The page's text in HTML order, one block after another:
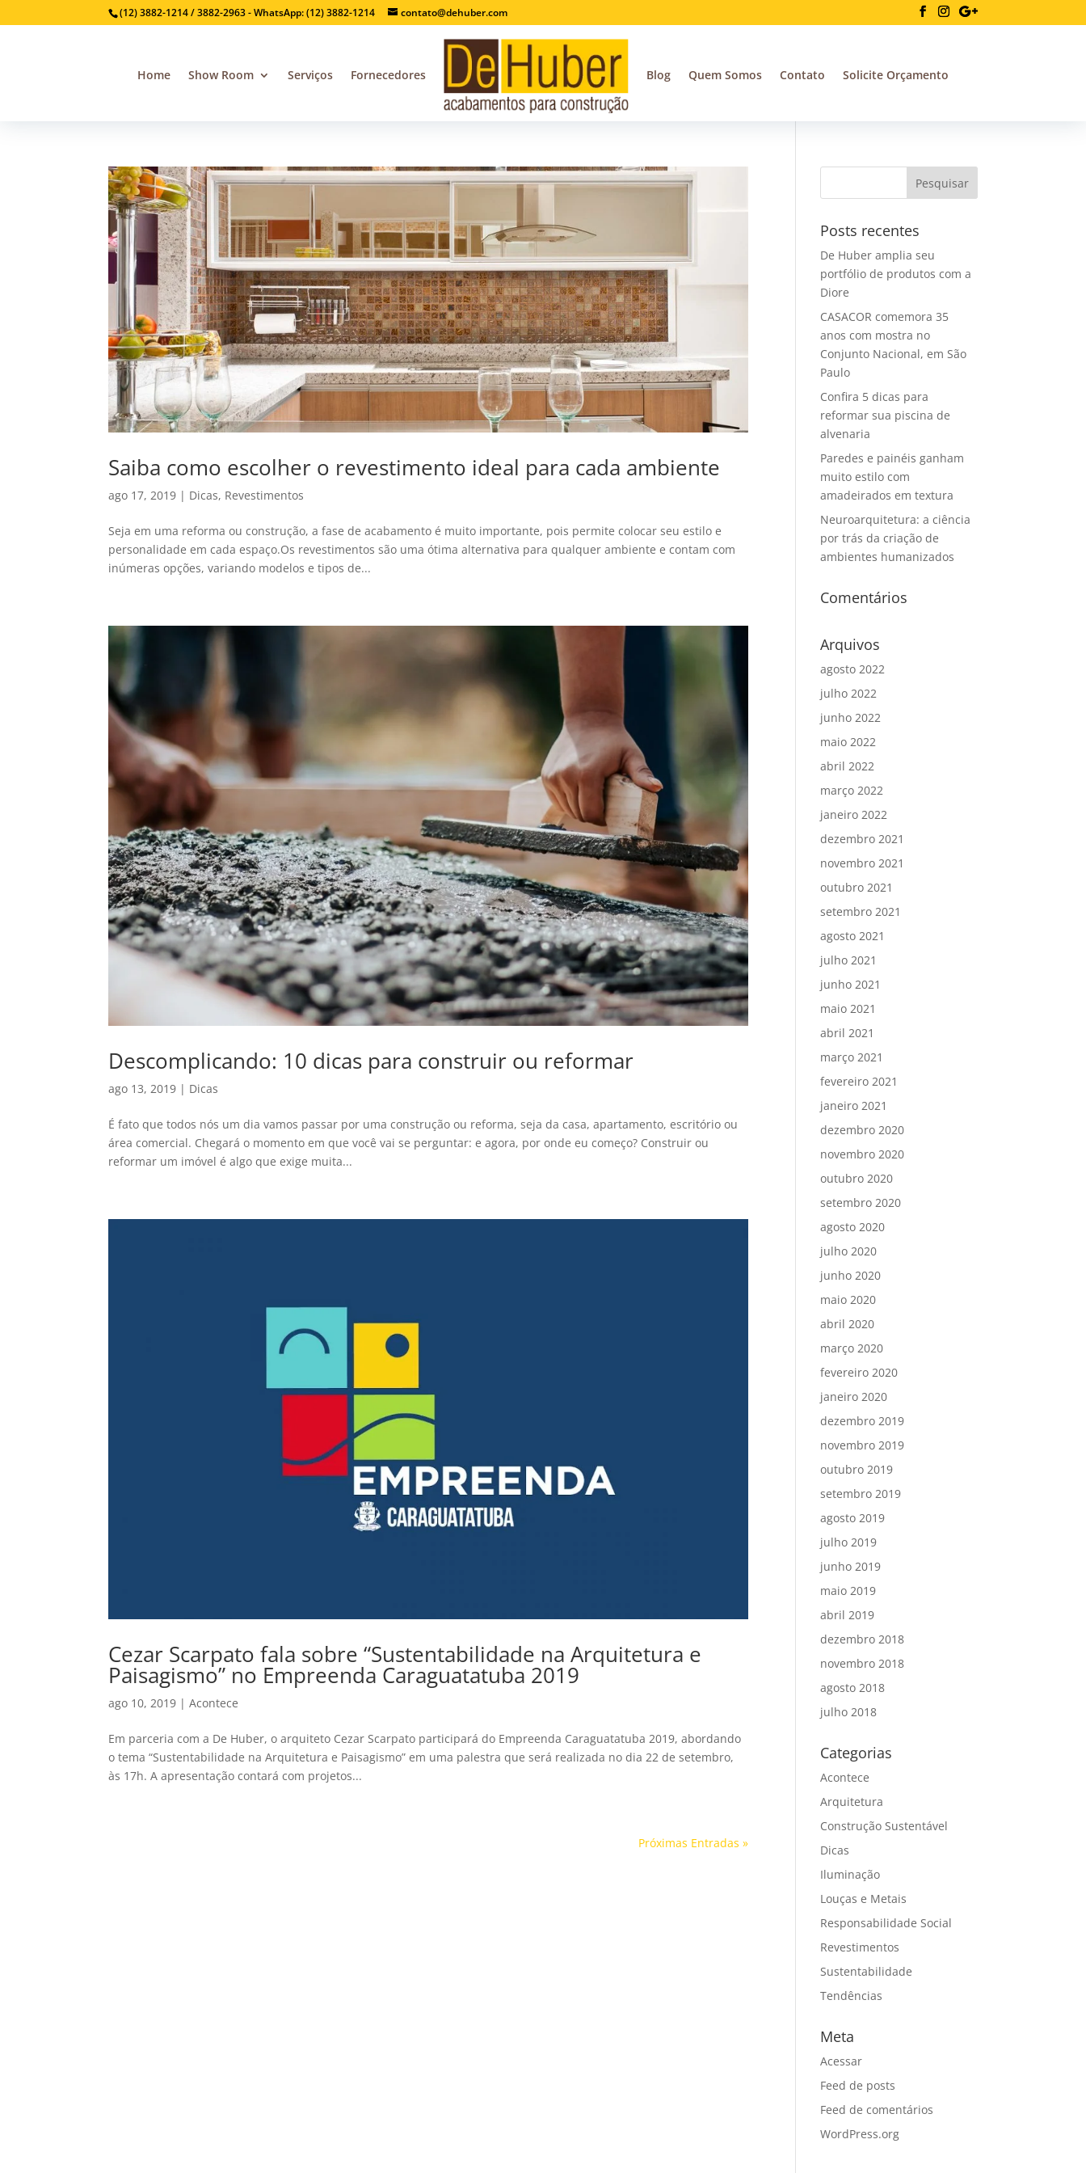
(12) 3882-1214 / 3882-2963 - WhatsApp: (12) 3882-1214 contato@dehuber.com
Home Show Room Serviços Fornecedores Blog Quem Somos Contato Solicite Orçamento
Saiba como escolher o revestimento ideal para cada ambiente
ago 17, 2019 | Dicas, Revestimentos
Seja em uma reforma ou construção, a fase de acabamento é muito importante, pois permite colocar seu estilo e
personalidade em cada espaço.Os revestimentos são uma ótima alternativa para qualquer ambiente e contam com
inúmeras opções, variando modelos e tipos de...
Descomplicando: 10 dicas para construir ou reformar
ago 13, 2019 | Dicas
É fato que todos nós um dia vamos passar por uma construção ou reforma, seja da casa, apartamento, escritório ou
área comercial. Chegará o momento em que você vai se perguntar: e agora, por onde eu começo? Construir ou
reformar um imóvel é algo que exige muita...
Cezar Scarpato fala sobre “Sustentabilidade na Arquitetura e
Paisagismo” no Empreenda Caraguatatuba 2019
ago 10, 2019 |Acontece
Em parceria com a De Huber, o arquiteto Cezar Scarpato participará do Empreenda Caraguatatuba 2019, abordando
o tema “Sustentabilidade na Arquitetura e Paisagismo” em uma palestra que será realizada no dia 22 de setembro,
às 17h. A apresentação contará com projetos...
Próximas Entradas »
Posts recentes
De Huber amplia seu
portfólio de produtos com a
Diore
CASACOR comemora 35
anos com mostra no
Conjunto Nacional, em São
Paulo
Confira 5 dicas para
reformar sua piscina de
alvenaria
Paredes e painéis ganham
muito estilo com
amadeirados em textura
Neuroarquitetura: a ciência
por trás da criação de
ambientes humanizados
Comentários
Arquivos
agosto 2022
julho 2022
junho 2022
maio 2022
abril 2022
março 2022
janeiro 2022
dezembro 2021
novembro 2021
outubro 2021
setembro 2021
agosto 2021
julho 2021
junho 2021
maio 2021
abril 2021
março 2021
fevereiro 2021
janeiro 2021
dezembro 2020
novembro 2020
outubro 2020
setembro 2020
agosto 2020
julho 2020
junho 2020
maio 2020
abril 2020
março 2020
fevereiro 2020
janeiro 2020
dezembro 2019
novembro 2019
outubro 2019
setembro 2019
agosto 2019
julho 2019
junho 2019
maio 2019
abril 2019
dezembro 2018
novembro 2018
agosto 2018
julho 2018
Categorias
Acontece
Arquitetura
Construção Sustentável
Dicas
Iluminação
Louças e Metais
Responsabilidade Social
Revestimentos
Sustentabilidade
Tendências
Meta
Acessar
Feed de posts
Feed de comentários
WordPress.org